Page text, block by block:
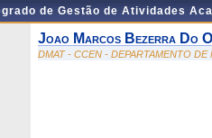
de Gestão de Atividades
Joao Marcos Bezerra Do O
DMAT - CCEN - DEPARTAMENTO DE